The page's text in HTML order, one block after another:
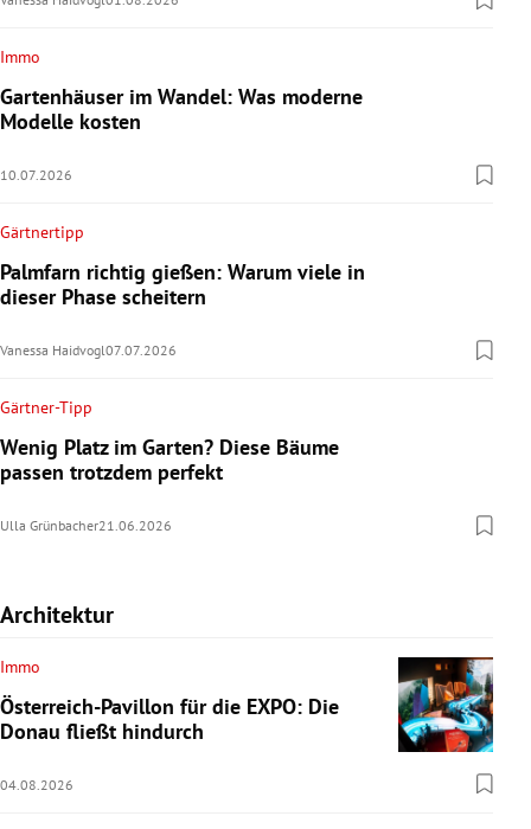
Immo
Gartenhäuser im Wandel: Was moderne
Modelle kosten
10.07.2026
Gärtnertipp
Palmfarn richtig gießen: Warum viele in
dieser Phase scheitern
Vanessa Haidvogl07.07.2026
Gärtner-Tipp
Wenig Platz im Garten? Diese Bäume
passen trotzdem perfekt
Ulla Grünbacher21.06.2026
Architektur
Immo
Österreich-Pavillon für die EXPO: Die
Donau fließt hindurch
04.08.2026